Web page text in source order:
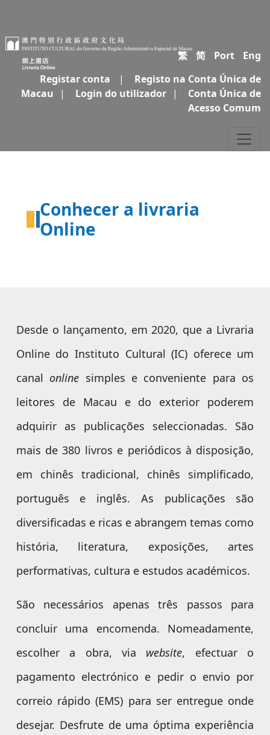
繁 简 Port
Eng
Registar conta
|
Registo na Conta Única de
Macau
| Login do utilizador |
Conta Única de
Acesso Comum
Conhecer a livraria
Online
Desde o lançamento, em 2020, que a Livraria
Online do Instituto Cultural (IC) oferece um
canal online simples e conveniente para os
leitores de Macau e do exterior poderem
adquirir as publicações seleccionadas. São
mais de 380 livros e periódicos à disposição,
em chinês tradicional, chinês simplificado,
português e inglês. As publicações são
diversificadas e ricas e abrangem temas como
história, literatura, exposições, artes
performativas, cultura e estudos académicos.
São necessários apenas três passos para
concluir uma encomenda. Nomeadamente,
escolher a obra, via website, efectuar o
pagamento electrónico e pedir o envio por
correio rápido (EMS) para ser entregue onde
desejar. Desfrute de uma óptima experiência